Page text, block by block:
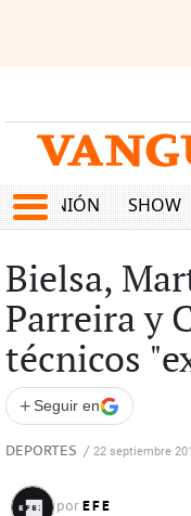
OPINIÓN SHOW
Bielsa,
Parreira y
técnicos
+ Seguir en
DEPORTES / 22 septiembre
por EFE